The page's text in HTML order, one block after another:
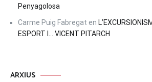
Penyagolosa
Carme Puig Fabregat en
ESPORT I… VICENT PITARCH
ARXIUS